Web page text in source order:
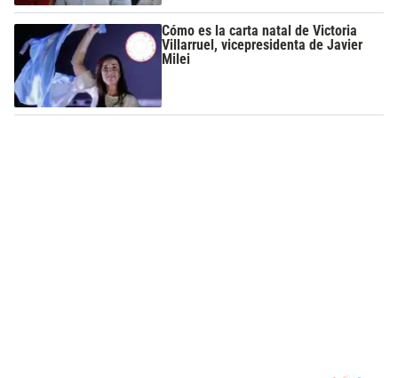
Cómo es la carta natal de Victoria
Villarruel, vicepresidenta de Javier
Milei